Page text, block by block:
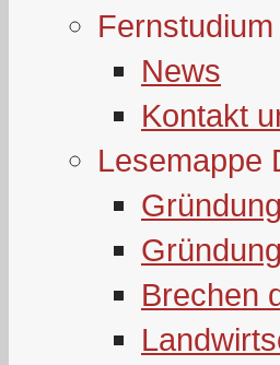
News
Kontakt
Lesemappe
Brechen